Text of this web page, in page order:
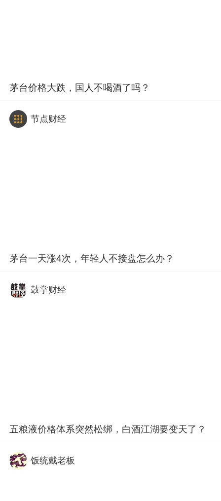
茅台价格大跌，国人不喝酒了吗？
节点财经
茅台一天涨4次，年轻人不接盘怎么办？
鼓掌财经
五粮液价格体系突然松绑，白酒江湖要变天了？
饭统戴老板